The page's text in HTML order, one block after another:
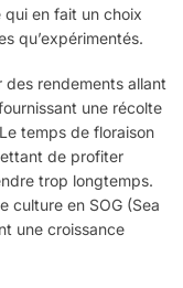
en fait un choix
qu’expérimentés.
rendements allant
une récolte
temps de floraison
de profiter
trop longtemps.
culture en SOG (Sea
une croissance